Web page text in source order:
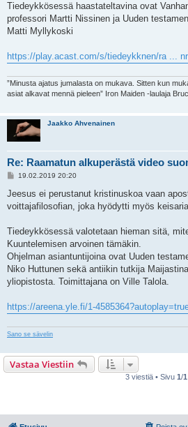
Tiedeykkösessä haastateltavina ovat
professori Martti Nissinen ja Uuden
Matti Myllykoski
https://play.acast.com/s/tiedeykknen/ra ...
”Minusta ajatus jumalasta on mukava. Sitten kun
asiat alkavat mennä pieleen” Iron Maiden -laulaja
Jaakko Ahvenainen
Re: Raamatun alkuperästä video
V
e
t
19.02.2019 20:20
Jeesus ei perustanut kristinuskoa vaan
voittajafilosofian, joka hyödytti myös
Tiedeykkösessä valotetaan hieman sitä,
Kuuntelemisen arvoinen tämäkin.
Ohjelman asiantuntijoina ovat Uuden
Niko Huttunen sekä antiikin tutkija
yliopistosta. Toimittajana on Ville Talola.
https://areena.yle.fi/1-
Sano se sävelin
Vastaa Viestiin
3 viestiä • Sivu 1/1